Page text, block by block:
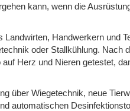
kann, wenn die
Handwerkern und
oder Stallkühlung. Nach
Herz und Nieren getestet,
über Wiegetechnik, neue
automatischen